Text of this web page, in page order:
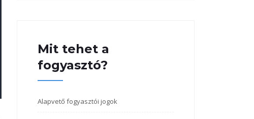
Mit tehet a
fogyasztó?
Alapvető fogyasztói jogok